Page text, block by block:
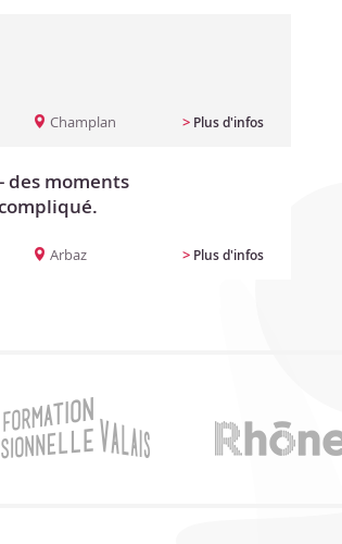
Champlan > Plus d'infos
des moments
Arbaz > Plus d'infos